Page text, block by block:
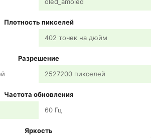
Плотность пикселей
402 точек на дюйм
Разрешение
2527200 пикселей
Частота обновления
60 Гц
Яркость